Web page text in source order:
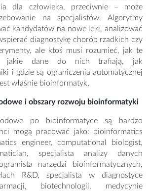
dla człowieka, przeciwnie – może
na specjalistów. Algorytmy
kandydatów na nowe leki, analizować
diagnostykę chorób rzadkich czy
ale ktoś musi rozumieć, jak te
jakie dane do nich trafiają, jak
i gdzie są ograniczenia automatycznej
właśnie bioinformatyk.
i obszary rozwoju bioinformatyki
po bioinformatyce są bardzo
mogą pracować jako: bioinformatics
engineer, computational biologist,
specjalista analizy danych
narzędzi bioinformatycznych,
R&D, specjalista w diagnostyce
biotechnologii, medycynie